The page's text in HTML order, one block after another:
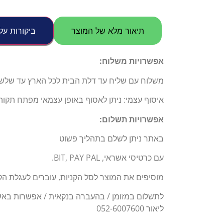
תיאור מלא של המוצר ביקורות
אפשרויות משלוח:
משלוח עם שליח עד דלת הבית לכל הארץ עד שלשה
איסוף עצמי: ניתן לאסוף באופן עצמאי מפתח
אפשרויות תשלום:
באתר ניתן לשלם בתהליך פשוט
עם כרטיסי אשראי, BIT, PAY PAL.
מוסיפים את המוצר לסל הקניות, עוברים לעגלת
לתשלום במזומן / בהעברה בנקאית / אפשרות באשראי ב 2 תשלומים
ליאור 052-6007600